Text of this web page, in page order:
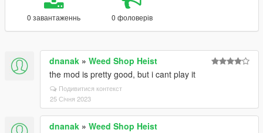
0 завантаженнь 0 фоловерів
dnanak » Weed Shop Heist
the mod is pretty good, but i cant play it
Подивитися контекст
25 Січня 2023
dnanak » Weed Shop Heist